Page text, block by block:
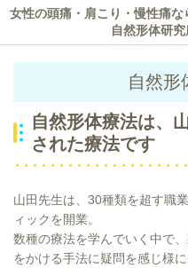
女性の頭痛・肩こり・慢性痛な
自然形体研究
自然形
自然形体療法は、
された療法です
山田先生は、30種類を超す職
ィックを開業。
数種の療法を学んでいく中で
をかける手法に疑問を感じ様に